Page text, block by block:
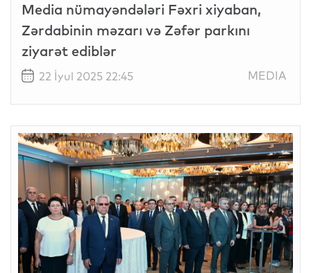
Media nümayəndələri Fəxri xiyaban,
Zərdabinin məzarı və Zəfər parkını
ziyarət ediblər
22 İyul 2025 22:45 MEDIA